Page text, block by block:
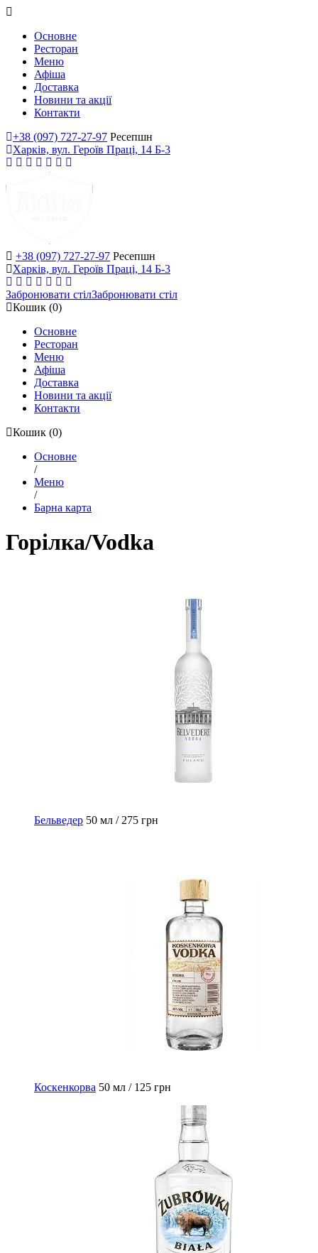
Основне
Ресторан
Меню
Афіша
Доставка
Новини та акції
Контакти
+38 (097) 727-27-97 Ресепшн
Харків, вул. Героїв Праці, 14 Б-3
+38 (097) 727-27-97 Ресепшн
Харків, вул. Героїв Праці, 14 Б-3
Забронювати стілЗабронювати стіл
Кошик (0)
Основне
Ресторан
Меню
Афіша
Доставка
Новини та акції
Контакти
Кошик (0)
Основне
/
Меню
/
Барна карта
Горілка/Vodka
Бельведер 50 мл / 275 грн
Коскенкорва 50 мл / 125 грн